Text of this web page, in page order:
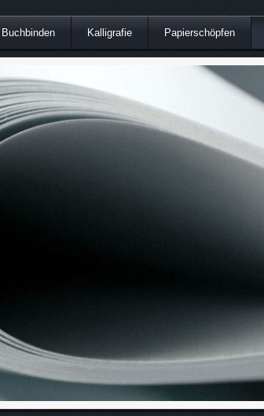
Buchbinden Kalligrafie Papierschöpfen